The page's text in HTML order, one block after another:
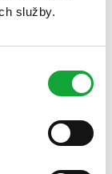
služby.